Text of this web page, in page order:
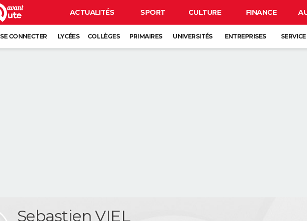
ACTUALITÉS SPORT CULTURE FINANCE
SE CONNECTER LYCÉES COLLÈGES PRIMAIRES UNIVERSITÉS ENTREPRISES
Sebastien VIEL